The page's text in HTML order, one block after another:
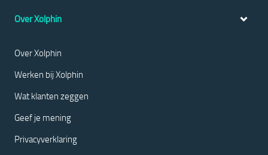
Over Xolphin
Over Xolphin
Werken bij Xolphin
Wat klanten zeggen
Geef je mening
Privacyverklaring